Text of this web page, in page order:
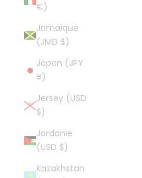
€)
Jamaïque
(JMD $)
Japon (JPY
¥)
Jersey (USD
$)
Jordanie
(USD $)
Kazakhstan